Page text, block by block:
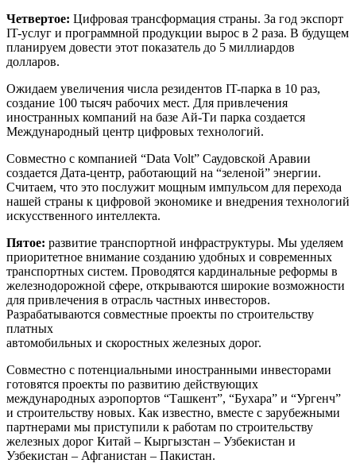
Четвертое: Цифровая трансформация страны. За год экспорт
IT-услуг и программной продукции вырос в 2 раза. В будущем
планируем довести этот показатель до 5 миллиардов
долларов.
Ожидаем увеличения числа резидентов IT-парка в 10 раз,
создание 100 тысяч рабочих мест. Для привлечения
иностранных компаний на базе Ай-Ти парка создается
Международный центр цифровых технологий.
Совместно с компанией “Data Volt” Саудовской Аравии
создается Дата-центр, работающий на “зеленой” энергии.
Считаем, что это послужит мощным импульсом для перехода
нашей страны к цифровой экономике и внедрения технологий
искусственного интеллекта.
Пятое: развитие транспортной инфраструктуры. Мы уделяем
приоритетное внимание созданию удобных и современных
транспортных систем. Проводятся кардинальные реформы в
железнодорожной сфере, открываются широкие возможности
для привлечения в отрасль частных инвесторов.
Разрабатываются совместные проекты по строительству
платных
автомобильных и скоростных железных дорог.
Совместно с потенциальными иностранными инвесторами
готовятся проекты по развитию действующих
международных аэропортов “Ташкент”, “Бухара” и “Ургенч”
и строительству новых. Как известно, вместе с зарубежными
партнерами мы приступили к работам по строительству
железных дорог Китай – Кыргызстан – Узбекистан и
Узбекистан – Афганистан – Пакистан.